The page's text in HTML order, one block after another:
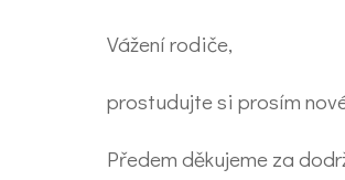
Vážení rodiče,
prostudujte si prosím
Předem děkujeme za